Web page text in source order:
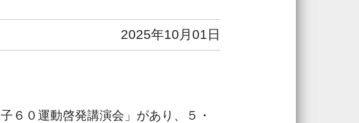
2025年10月01日
子６０運動啓発講演会」があり、５・